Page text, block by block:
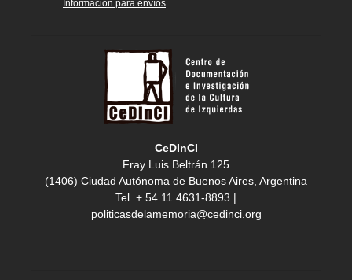
Información para envíos
CeDInCI
Fray Luis Beltrán 125
(1406) Ciudad Autónoma de Buenos Aires, Argentina
Tel. + 54 11 4631-8893 |
politicasdelamemoria@cedinci.org